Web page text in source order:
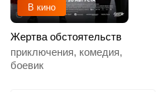
В кино
Жертва обстоятельств
приключения, комедия,
боевик